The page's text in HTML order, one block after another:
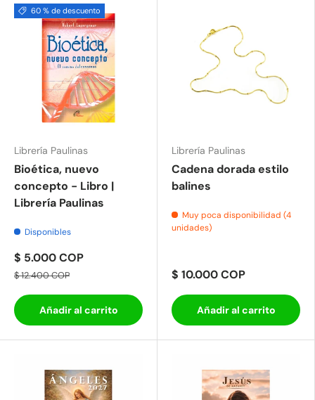
60 % de descuento
Librería Paulinas
Bioética, nuevo
concepto - Libro |
Librería Paulinas
Disponibles
$ 5.000 COP
$ 12.400 COP
Añadir al carrito
Librería Paulinas
Cadena dorada estilo
balines
Muy poca disponibilidad (4
unidades)
$ 10.000 COP
Añadir al carrito